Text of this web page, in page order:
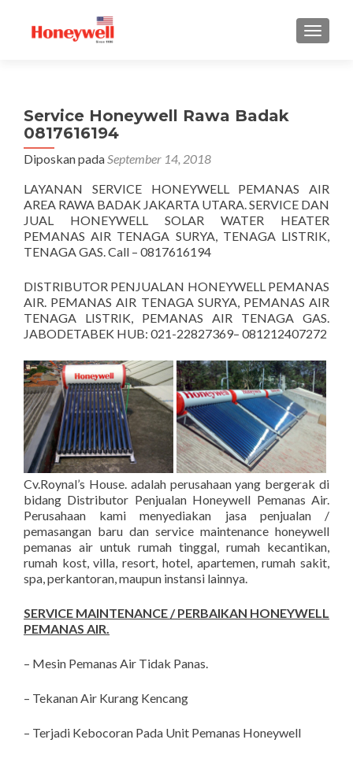
TUKAR
Service Honeywell Rawa Badak
0817616194
Diposkan padaSeptember 14, 2018
LAYANAN SERVICE HONEYWELL PEMANAS AIR
AREA RAWA BADAK JAKARTA UTARA. SERVICE DAN
JUAL HONEYWELL SOLAR WATER HEATER
PEMANAS AIR TENAGA SURYA, TENAGA LISTRIK,
TENAGA GAS. Call – 0817616194
DISTRIBUTOR PENJUALAN HONEYWELL PEMANAS
AIR. PEMANAS AIR TENAGA SURYA, PEMANAS AIR
TENAGA LISTRIK, PEMANAS AIR TENAGA GAS.
JABODETABEK HUB: 021-22827369– 081212407272
Cv.Roynal’s House. adalah perusahaan yang bergerak di
bidang Distributor Penjualan Honeywell Pemanas Air.
Perusahaan kami menyediakan jasa penjualan /
pemasangan baru dan service maintenance honeywell
pemanas air untuk rumah tinggal, rumah kecantikan,
rumah kost, villa, resort, hotel, apartemen, rumah sakit,
spa, perkantoran, maupun instansi lainnya.
SERVICE MAINTENANCE / PERBAIKAN HONEYWELL
PEMANAS AIR.
– Mesin Pemanas Air Tidak Panas.
– Tekanan Air Kurang Kencang
– Terjadi Kebocoran Pada Unit Pemanas Honeywell